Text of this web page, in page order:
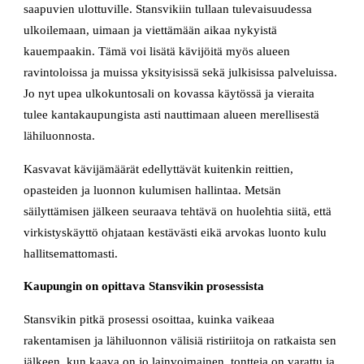
saapuvien ulottuville. Stansvikiin tullaan tulevaisuudessa
ulkoilemaan, uimaan ja viettämään aikaa nykyistä
kauempaakin. Tämä voi lisätä kävijöitä myös alueen
ravintoloissa ja muissa yksityisissä sekä julkisissa palveluissa.
Jo nyt upea ulkokuntosali on kovassa käytössä ja vieraita
tulee kantakaupungista asti nauttimaan alueen merellisestä
lähiluonnosta.
Kasvavat kävijämäärät edellyttävät kuitenkin reittien,
opasteiden ja luonnon kulumisen hallintaa. Metsän
säilyttämisen jälkeen seuraava tehtävä on huolehtia siitä, että
virkistyskäyttö ohjataan kestävästi eikä arvokas luonto kulu
hallitsemattomasti.
Kaupungin on opittava Stansvikin prosessista
Stansvikin pitkä prosessi osoittaa, kuinka vaikeaa
rakentamisen ja lähiluonnon välisiä ristiriitoja on ratkaista sen
jälkeen, kun kaava on jo lainvoimainen, tontteja on varattu ja